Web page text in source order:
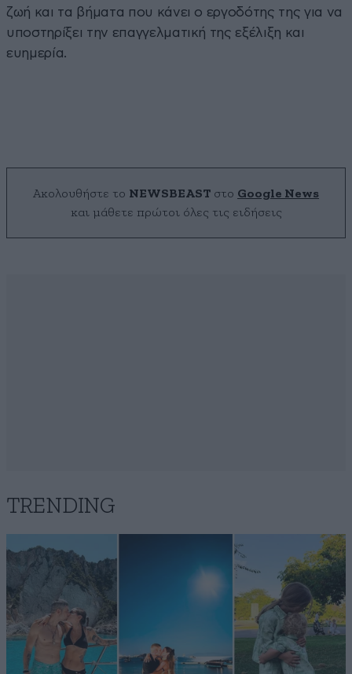
ζωή και τα βήματα που κάνει ο εργοδότης της για να
υποστηρίξει την επαγγελματική της εξέλιξη και
ευημερία.
Ακολουθήστε το NEWSBEAST στο Google News
και μάθετε πρώτοι όλες τις ειδήσεις
TRENDING